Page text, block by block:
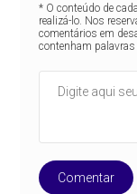
* O conteúdo de
realizá-lo. Nos
comentários em
contenham palavras
Comentar